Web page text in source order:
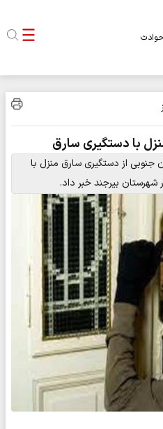
از دستگیری سارق منزل با